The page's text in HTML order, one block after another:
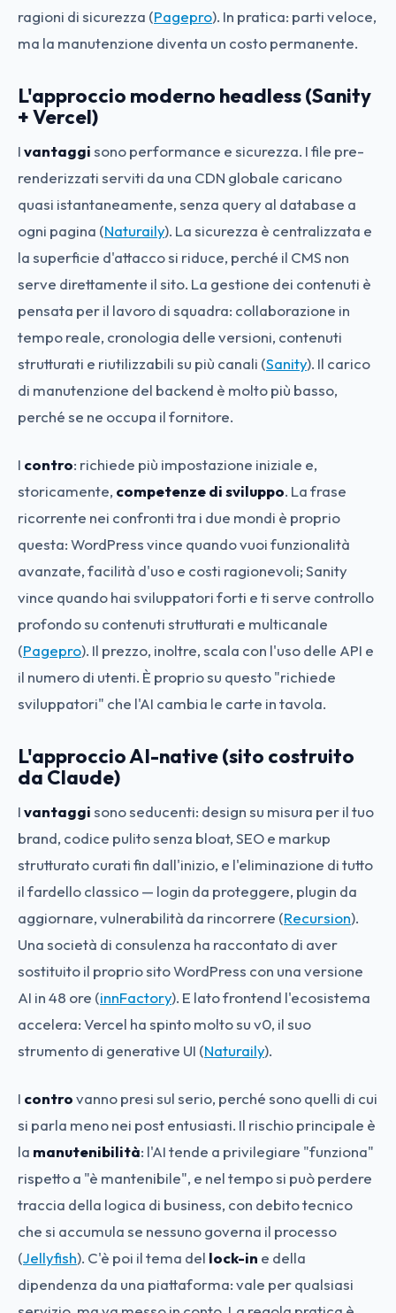
ragioni di sicurezza (Pagepro). In pratica: parti veloce,
ma la manutenzione diventa un costo permanente.
L'approccio moderno headless (Sanity
+ Vercel)
Ivantaggisono performance e sicurezza. I file pre-
renderizzati serviti da una CDN globale caricano
quasi istantaneamente, senza query al database a
ogni pagina (Naturaily). La sicurezza è centralizzata e
la superficie d'attacco si riduce, perché il CMS non
serve direttamente il sito. La gestione dei contenuti è
pensata per il lavoro di squadra: collaborazione in
tempo reale, cronologia delle versioni, contenuti
strutturati e riutilizzabili su più canali (Sanity). Il carico
di manutenzione del backend è molto più basso,
perché se ne occupa il fornitore.
I contro: richiede più impostazione iniziale e,
storicamente, competenze di sviluppo. La frase
ricorrente nei confronti tra i due mondi è proprio
questa: WordPress vince quando vuoi funzionalità
avanzate, facilità d'uso e costi ragionevoli; Sanity
vince quando hai sviluppatori forti e ti serve controllo
profondo su contenuti strutturati e multicanale
(Pagepro). Il prezzo, inoltre, scala con l'uso delle API e
il numero di utenti. È proprio su questo "richiede
sviluppatori" che l'AI cambia le carte in tavola.
L'approccio AI-native (sito costruito
da Claude)
Ivantaggisono seducenti: design su misura per il tuo
brand, codice pulito senza bloat, SEO e markup
strutturato curati fin dall'inizio, e l'eliminazione di tutto
il fardello classico — login da proteggere, plugin da
aggiornare, vulnerabilità da rincorrere (Recursion).
Una società di consulenza ha raccontato di aver
sostituito il proprio sito WordPress con una versione
AI in 48 ore (innFactory). E lato frontend l'ecosistema
accelera: Vercel ha spinto molto su v0, il suo
strumento di generative UI (Naturaily).
I controvanno presi sul serio, perché sono quelli di cui
si parla meno nei post entusiasti. Il rischio principale è
la manutenibilità: l'AI tende a privilegiare "funziona"
rispetto a "è mantenibile", e nel tempo si può perdere
traccia della logica di business, con debito tecnico
che si accumula se nessuno governa il processo
(Jellyfish). C'è poi il tema del lock-in e della
dipendenza da una piattaforma: vale per qualsiasi